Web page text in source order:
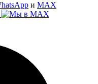
и MAX